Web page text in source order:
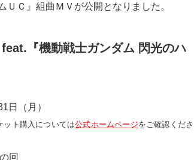
Ｃ』組曲ＭＶが公開となりました。
『機動戦士ガンダム 閃光のハ
日（月）
ット購入については公式ホームページをご確認くださ
回